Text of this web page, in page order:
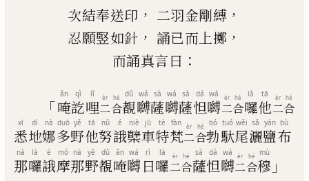
次結奉送印 ， 二羽金剛縛 ，
忍願竪如針 ， 誦已而上擲 ，
而誦真言曰 ：
「唵
ǎn
訖
qì
哩
lǐ
二
èr
合
hé
覩
dǔ
嚩
wá
薩
sà
嚩
wá
薩
sà
怛
dá
嚩
wá
二
èr
合
hé
囉
là
他
tā
二
èr
合
hé
悉
xī
地
dì
娜
nà
多
duō
野
yě
他
tā
努
nǔ
誐
é
櫱
niè
車
jū
特
tè
梵
fàn
二
èr
合
hé
勃
bó
馱
tuó
尾
wěi
灑
sǎ
鹽
yán
布
bù
那
nà
囉
là
誐
é
摩
mó
那
nà
野
yě
覩
dǔ
唵
ǎn
嚩
wá
日
rì
囉
là
二
èr
合
hé
薩
sà
怛
dá
嚩
wá
二
èr
合
hé
穆
mù
」